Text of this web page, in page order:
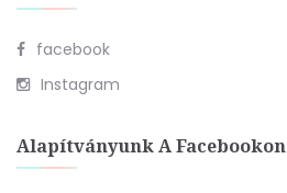
facebook
Instagram
Alapítványunk A Facebookon